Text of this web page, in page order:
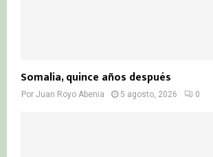
Somalia, quince años después
Por Juan Royo Abenia 5 agosto, 2026 0